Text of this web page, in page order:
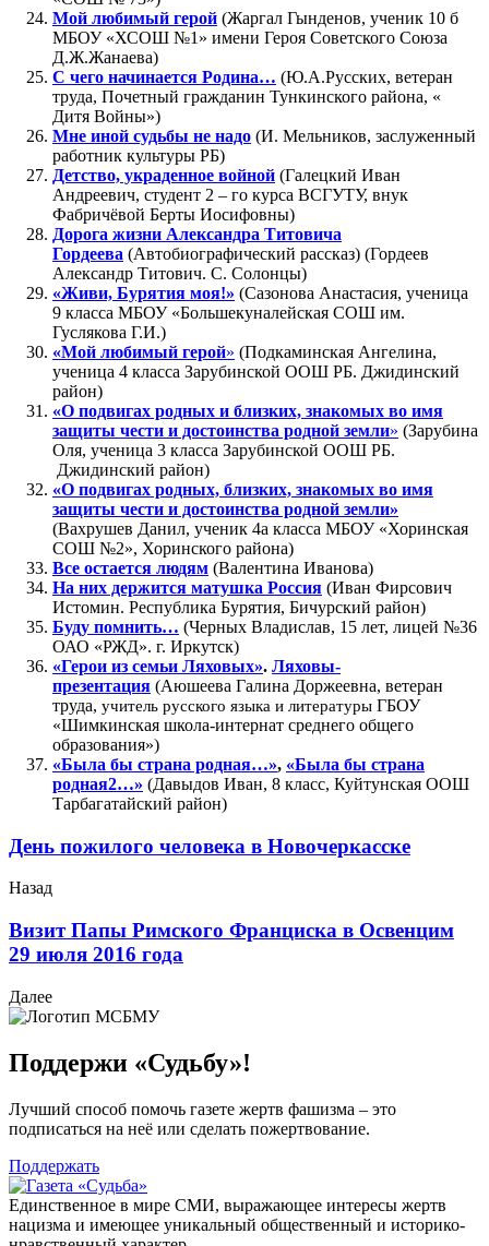
Мой любимый герой (Жаргал Гынденов, ученик 10 б
МБОУ «ХСОШ №1» имени Героя Советского Союза
Д.Ж.Жанаева)
С чего начинается Родина… (Ю.А.Русских, ветеран
труда, Почетный гражданин Тункинского района, «
Дитя Войны»)
Мне иной судьбы не надо (И. Мельников, заслуженный
работник культуры РБ)
Детство, украденное войной (Галецкий Иван
Андреевич, студент 2 – го курса ВСГУТУ, внук
Фабричёвой Берты Иосифовны)
Дорога жизни Александра Титовича
Гордеева (Автобиографический рассказ) (Гордеев
Александр Титович. С. Солонцы)
«Живи, Бурятия моя!» (Сазонова Анастасия, ученица
9 класса МБОУ «Большекуналейская СОШ им.
Гуслякова Г.И.)
«Мой любимый герой» (Подкаминская Ангелина,
ученица 4 класса Зарубинской ООШ РБ. Джидинский
район)
«О подвигах родных и близких, знакомых во имя
защиты чести и достоинства родной земли» (Зарубина
Оля, ученица 3 класса Зарубинской ООШ РБ.
Джидинский район)
«О подвигах родных, близких, знакомых во имя
защиты чести и достоинства родной земли»
(Вахрушев Данил, ученик 4а класса МБОУ «Хоринская
СОШ №2», Хоринского района)
Все остается людям (Валентина Иванова)
На них держится матушка Россия (Иван Фирсович
Истомин. Республика Бурятия, Бичурский район)
Буду помнить… (Черных Владислав, 15 лет, лицей №36
ОАО «РЖД». г. Иркутск)
«Герои из семьи Ляховых». Ляховы-
презентация (Аюшеева Галина Доржеевна, ветеран
труда, учитель русского языка и литературы ГБОУ
«Шимкинская школа-интернат среднего общего
образования»)
«Была бы страна родная…», «Была бы страна
родная2…» (Давыдов Иван, 8 класс, Куйтунская ООШ
Тарбагатайский район)
День пожилого человека в Новочеркасске
Назад
Визит Папы Римского Франциска в Освенцим
29 июля 2016 года
Далее
Поддержи «Судьбу»!
Лучший способ помочь газете жертв фашизма – это
подписаться на неё или сделать пожертвование.
Поддержать
Единственное в мире СМИ, выражающее интересы жертв
нацизма и имеющее уникальный общественный и историко-